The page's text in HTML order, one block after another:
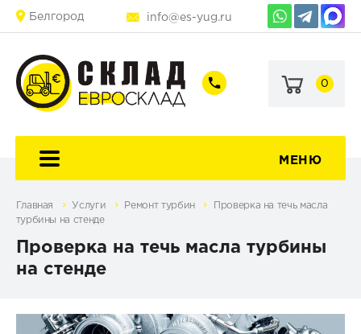
Белгород info@es-yug.ru
+7
60-
+7
69-
0
МЕНЮ
Главная Услуги Ремонт турбин
Проверка на течь масла
турбины на стенде
Проверка на течь масла турбины
на стенде